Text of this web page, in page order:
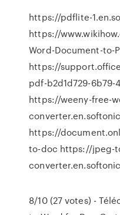
https://pdflite-
https://
Word-Document-to-
https://
pdf-b2d1d729-6b79-
https://weeny-free-
https://
to-doc https://jpeg-
8/10 (27 votes) -